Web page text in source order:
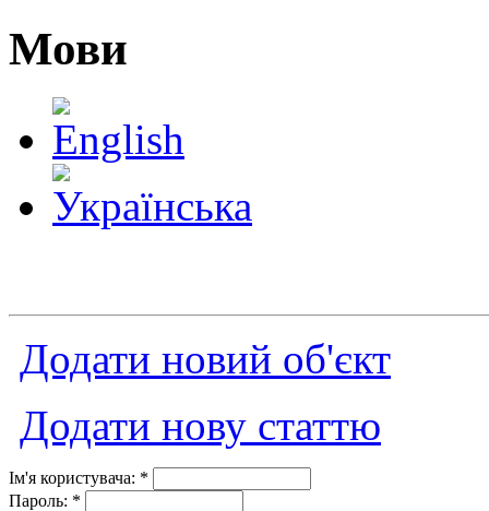
Мови
Додати новий об'єкт
Додати нову статтю
Ім'я користувача: *
Пароль: *